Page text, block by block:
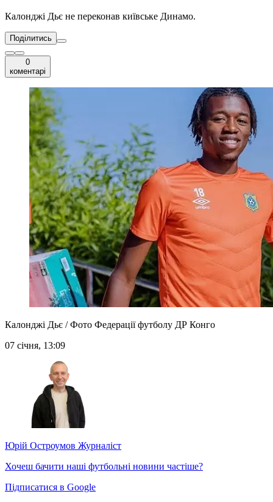
Калонджі Дьє не переконав київське Динамо.
Поділитись
0
коментарі
Калонджі Дьє / Фото Федерації футболу ДР Конго
07 січня, 13:09
Юрій Остроумов Журналіст
Хочеш бачити наші футбольні новини частіше?
Підписатися в Google